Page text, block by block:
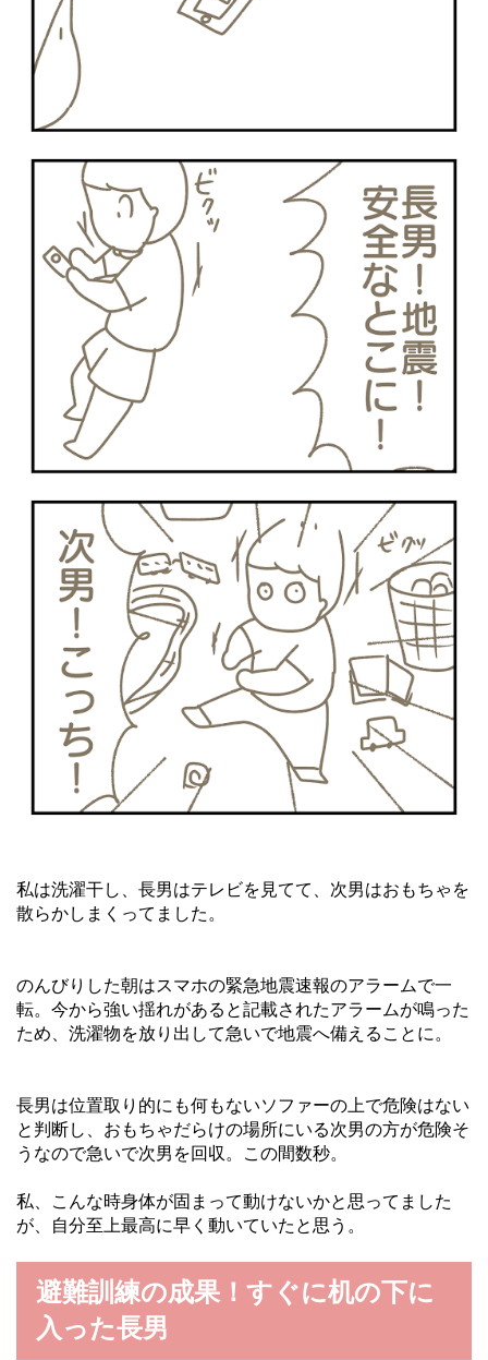
私は洗濯干し、長男はテレビを見てて、次男はおもちゃを
散らかしまくってました。
のんびりした朝はスマホの緊急地震速報のアラームで一
転。今から強い揺れがあると記載されたアラームが鳴った
ため、洗濯物を放り出して急いで地震へ備えることに。
長男は位置取り的にも何もないソファーの上で危険はない
と判断し、おもちゃだらけの場所にいる次男の方が危険そ
うなので急いで次男を回収。この間数秒。
私、こんな時身体が固まって動けないかと思ってました
が、自分至上最高に早く動いていたと思う。
避難訓練の成果！すぐに机の下に
入った長男